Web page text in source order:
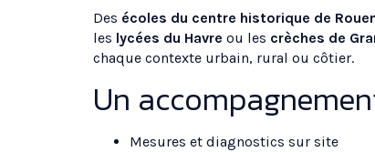
Des écoles du centre historique de
les lycées du Havre ou les crèches de
chaque contexte urbain, rural ou côtier.
Un
Mesures et diagnostics sur site